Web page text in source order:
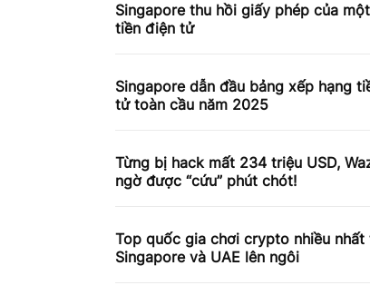
Singapore thu hồi giấy phép của
tiền điện tử
Singapore dẫn đầu bảng xếp hạng
tử toàn cầu năm 2025
Từng bị hack mất 234 triệu USD,
ngờ được “cứu” phút chót!
Top quốc gia chơi crypto nhiều nhất
Singapore và UAE lên ngôi